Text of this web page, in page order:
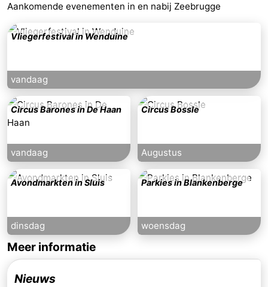
Aankomende evenementen in en nabij Zeebrugge
Vliegerfestival in Wenduine
vandaag
Circus Barones in De Haan
vandaag
Circus Bossle
Augustus
Avondmarkten in Sluis
dinsdag
Parkies in Blankenberge
woensdag
Meer informatie
Nieuws